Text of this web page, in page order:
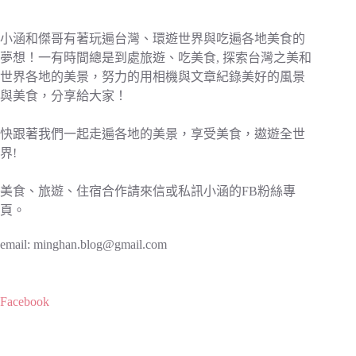
小涵和傑哥有著玩遍台灣、環遊世界與吃遍各地美食的
夢想！一有時間總是到處旅遊、吃美食, 探索台灣之美和
世界各地的美景，努力的用相機與文章紀錄美好的風景
與美食，分享給大家！
快跟著我們一起走遍各地的美景，享受美食，遨遊全世
界!
美食、旅遊、住宿合作請來信或私訊小涵的FB粉絲專
頁。
email: minghan.blog@gmail.com
Facebook